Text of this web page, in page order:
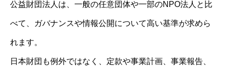
公益財団法人は、一般の任意団体や一部のNPO法人と比
べて、ガバナンスや情報公開について高い基準が求めら
れます。
日本財団も例外ではなく、定款や事業計画、事業報告、